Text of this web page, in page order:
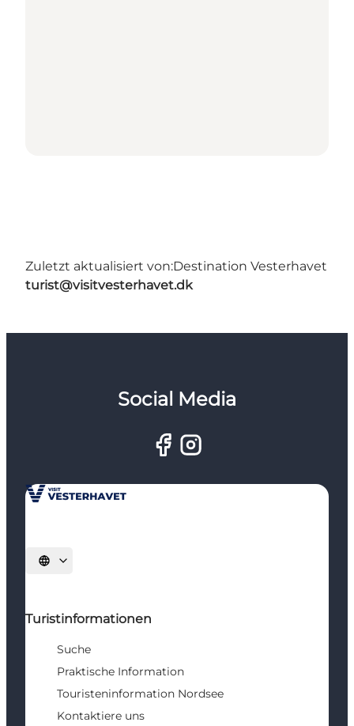
Zuletzt aktualisiert von:Destination Vesterhavet
turist@visitvesterhavet.dk
Social Media
Sprache auswählen
Turistinformationen
Suche
Praktische Information
Touristeninformation Nordsee
Kontaktiere uns